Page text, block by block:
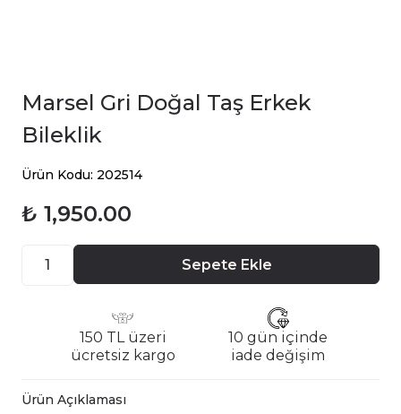
Marsel Gri Doğal Taş Erkek
Bileklik
Ürün Kodu: 202514
₺ 1,950.00
Sepete Ekle
150 TL üzeri
ücretsiz kargo
10 gün içinde
iade değişim
Ürün Açıklaması